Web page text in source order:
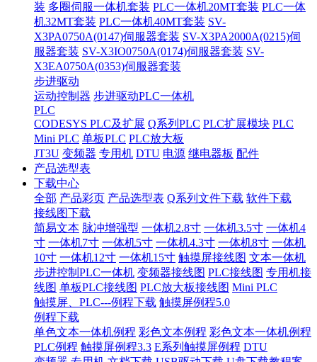
装 多圈伺服一体机套装 PLC一体机20MT套装 PLC一体
机32MT套装 PLC一体机40MT套装 SV-
X3PA0750A(0147)伺服器套装 SV-X3PA2000A(0215)伺
服器套装 SV-X3IO0750A(0174)伺服器套装 SV-
X3EA0750A(0353)伺服器套装
步进驱动
运动控制器 步进驱动PLC一体机
PLC
CODESYS PLC及扩展 Q系列PLC PLC扩展模块 PLC
Mini PLC 单板PLC PLC放大板
JT3U 变频器 专用机 DTU 电源 继电器板 配件
产品选型表
下载中心
全部 产品彩页 产品选型表 Q系列文件下载 软件下载
接线图下载
简易文本 脉冲增强型 一体机2.8寸 一体机3.5寸 一体机4
寸 一体机7寸 一体机5寸 一体机4.3寸 一体机8寸 一体机
10寸 一体机12寸 一体机15寸 触摸屏接线图 文本一体机
步进控制PLC一体机 变频器接线图 PLC接线图 专用机接
线图 单板PLC接线图 PLC放大板接线图 Mini PLC
触摸屏、PLC---例程下载 触摸屏例程5.0
例程下载
单色文本一体机例程 彩色文本例程 彩色文本一体机例程
PLC例程 触摸屏例程3.3 E系列触摸屏例程 DTU